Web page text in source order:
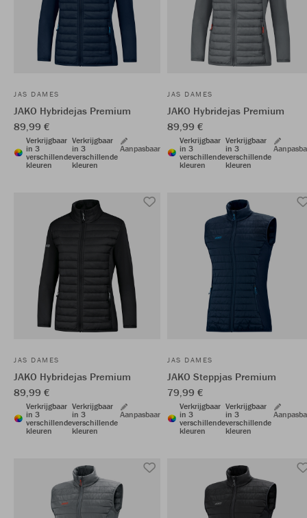
JAS DAMES
JAKO Hybridejas Premium
89,99 €
Verkrijgbaar
in 3
verschillende
kleuren
Verkrijgbaar
in 3
verschillende
kleuren
Aanpasbaar
JAS DAMES
JAKO Hybridejas Premium
89,99 €
Verkrijgbaar
in 3
verschillende
kleuren
Verkrijgbaar
in 3
verschillende
kleuren
JAS DAMES
JAKO Hybridejas Premium
89,99 €
Verkrijgbaar
in 3
verschillende
kleuren
Verkrijgbaar
in 3
verschillende
kleuren
Aanpasbaar
JAS DAMES
JAKO Steppjas Premium
79,99 €
Verkrijgbaar
in 3
verschillende
kleuren
Verkrijgbaar
in 3
verschillende
kleuren